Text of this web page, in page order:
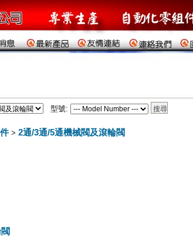
型號:
> 2通/3通/5通機械閥及滾輪閥